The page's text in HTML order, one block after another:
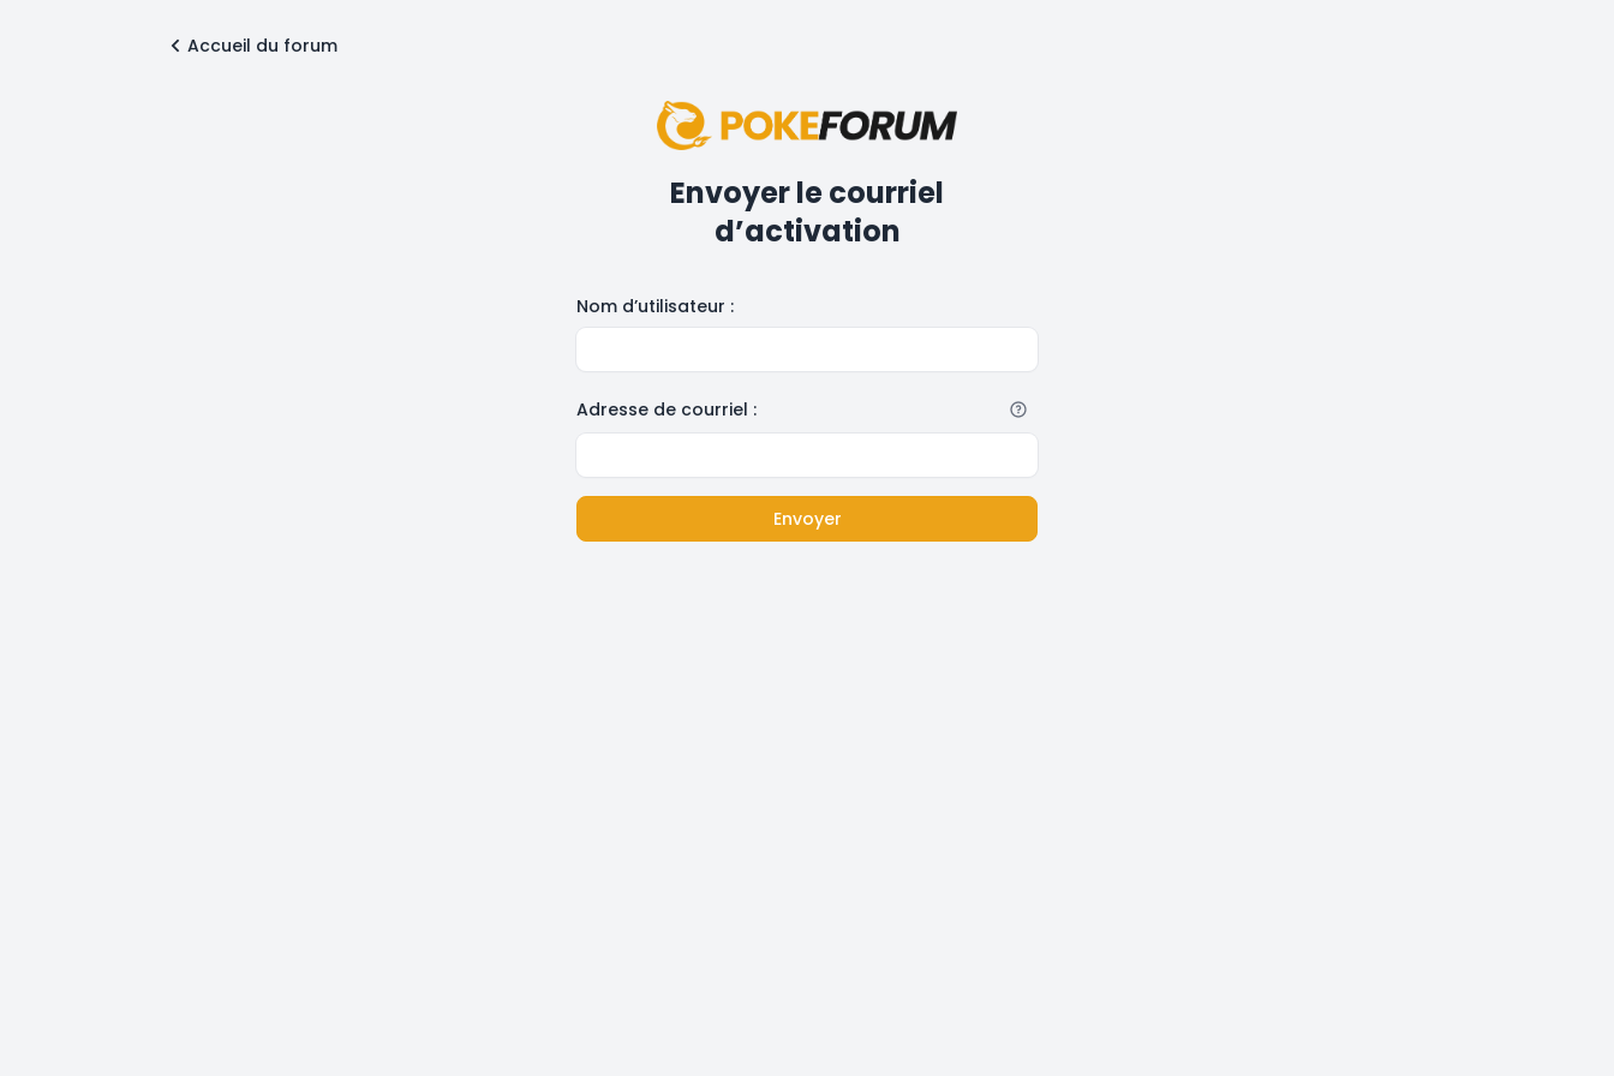
Accueil du forum
Envoyer le courriel
d’activation
Nom d’utilisateur :
Adresse de courriel :
Envoyer